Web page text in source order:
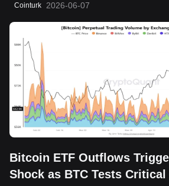
Cointurk 2026-06-07
Bitcoin ETF Outflows
Shock as BTC Tests